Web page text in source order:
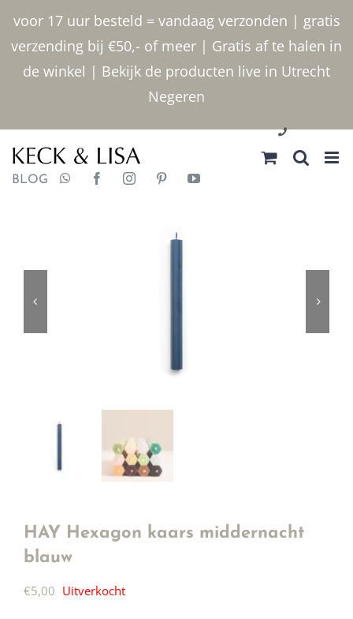
voor 17 uur besteld = vandaag verzonden | gratis
verzending bij €50,- of meer | Gratis af te halen in
de winkel | Bekijk de producten live in Utrecht
Negeren
inhoud
030 2400000
BLOG
HAY Hexagon kaars middernacht
blauw
€5,00 Uitverkocht